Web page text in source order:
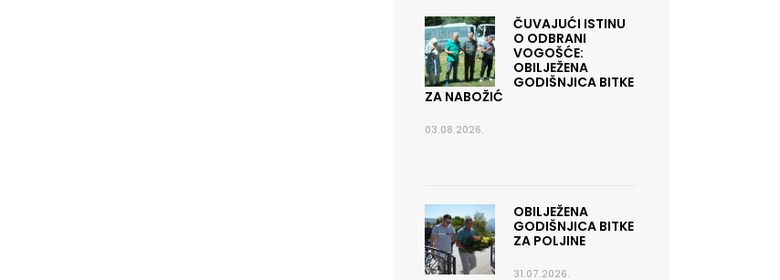
ČUVAJUĆI ISTINU
O ODBRANI
VOGOŠĆE:
OBILJEŽENA
GODIŠNJICA BITKE
ZA NABOŽIĆ
03.08.2026.
OBILJEŽENA
GODIŠNJICA BITKE
ZA POLJINE
31.07.2026.